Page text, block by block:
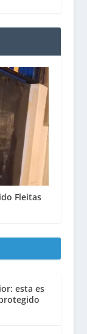
Fleitas
esta es